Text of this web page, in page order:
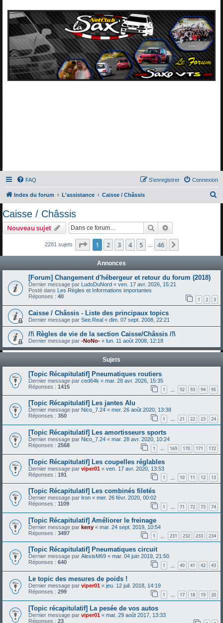
FAQ Connexion
S’enregistrer
Index du forum L'assistance Caisse / Châssis
r
Caisse / Châssis
Nouveau sujet RechercherRecherche
2281 sujets Page 1sur46
1 2 3 4 5 46
Annonces
[Forum] Changement d'hébergeur et retour du forum (2018)
Dernier message par LudoDuNord « ven. 17 avr. 2026, 15:21
Posté dans Les Règles et Informations importantes
Réponses : 40 1 2 3
Caisse / Châssis - Liste des principaux topics
Dernier message par See.Real « dim. 07 sept. 2008, 22:21
/!\ Règles de vie de la section Caisse/Châssis /!\
Dernier message par -NoNo- « lun. 11 août 2008, 12:18
Sujets
[Topic Récapitulatif] Pneumatiques routiers
Dernier message par ced64k « mar. 28 avr. 2026, 15:35
Réponses : 1415 1 92 93 94 95
[Topic Récapitulatif] Les jantes Alu
Dernier message par Nico_7.24 « mer. 26 août 2020, 13:38
Réponses : 350 1 … 21 22 23 24
[Topic Récapitulatif] Les amortisseurs sports
Dernier message par Nico_7.24 « mar. 28 avr. 2020, 10:24
Réponses : 2568 1 … 169 170 171 172
[Topic Récapitulatif] Les coupelles réglables
Dernier message par viper01 « ven. 17 avr. 2020, 13:53
Réponses : 191 1 10 11 12 13
[Topic Récapitulatif] Les combinés filetés
Dernier message par Iron « mer. 26 févr. 2020, 00:02
Réponses : 1109 1 … 71 72 73 74
[Topic Récapitulatif] Améliorer le freinage
Dernier message par keny « mar. 24 sept. 2019, 10:54
Réponses : 3497 1 231 232 233 234
[Topic Récapitulatif] Pneumatiques circuit
Dernier message par AlexisM69 « mar. 04 juin 2019, 21:50
Réponses : 640 1 40 41 42 43
Le topic des mesures de poids !
Dernier message par viper01 « jeu. 12 juil. 2018, 14:19
Réponses : 299 1 … 17 18 19 20
[Topic récapitulatif] La pesée de vos autos
Dernier message par viper01 « mar. 29 août 2017, 13:33
Réponses : 23